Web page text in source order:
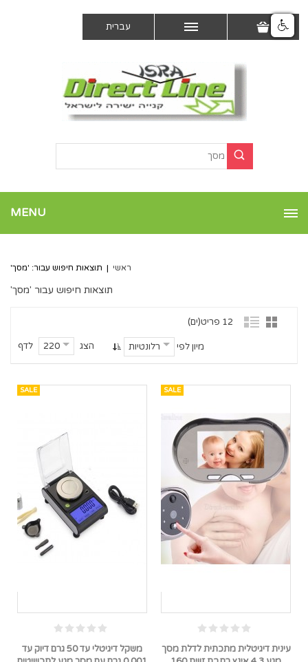
עברית
MENU
ראשי | תוצאות חיפוש עבור: 'מסך'
תוצאות חיפוש עבור 'מסך'
12 פריט(ים)
הצג 220 לדף מיון לפי רלונטיות
SALE
עינית דיגיטלית מתכתית לדלת מסך
SALE
משקל דיגיטלי עד 50 גרם דיוק עד